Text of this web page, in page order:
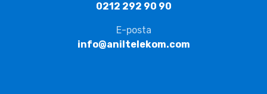
0212 292 90 90
E-posta
info@aniltelekom.com